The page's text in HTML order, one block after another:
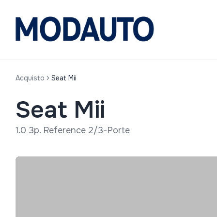
Acquisto Seat Mii
Seat Mii
1.0 3p. Reference 2/3-Porte